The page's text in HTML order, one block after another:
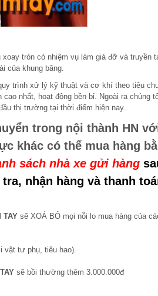
tròn có nhiệm vụ làm giá đỡ và truyền
của khung băng.
trình xử lý kỹ thuật và cơ khí theo tiêu
nhất, hoạt động bền bỉ. Ngoài ra chúng
thị trường tại thời điểm hiện nay.
trong nội thành HN
khác có thể mua hàng
sách nhà xe gửi hàng
nhận hàng và thanh
TAY sẽ XOÁ BỎ mọi nỗi lo mua hàng của
vật tư phụ, tiêu hao).
sẽ bồi thường thêm 3.000.000đ